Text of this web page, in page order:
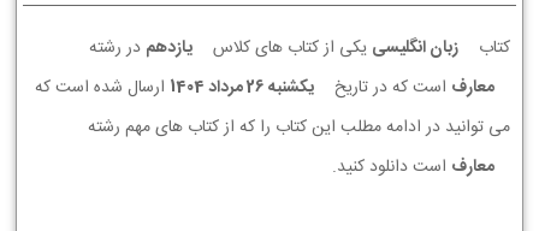
کتاب زبان انگلیسی یکی از کتاب های کلاس یازدهم در رشته
معارف است که در تاریخ يكشنبه 26 مرداد 1404
ارسال شده است که
می توانید در ادامه مطلب این کتاب را که از کتاب های مهم رشته
معارف است دانلود کنید.